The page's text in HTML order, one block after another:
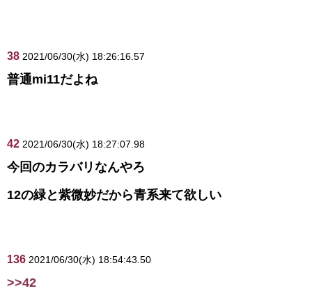
38 2021/06/30(水) 18:26:16.57
普通mi11だよね
42 2021/06/30(水) 18:27:07.98
今回のカラバリなんやろ
12の緑と紫微妙だから青系来て欲しい
136 2021/06/30(水) 18:54:43.50
>>42